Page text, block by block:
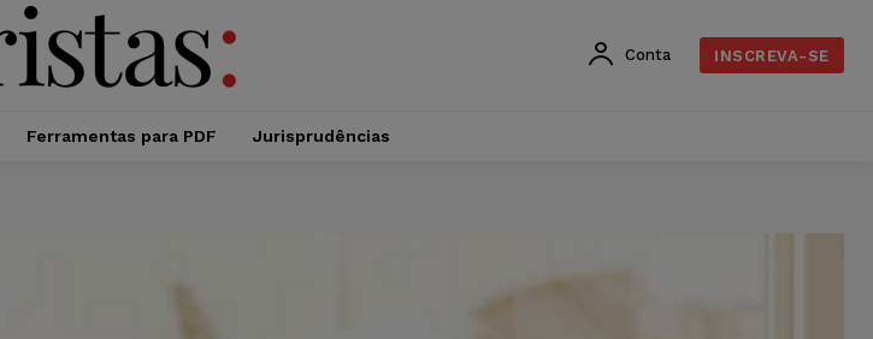
Conta INSCREVA-SE
Ferramentas para PDF Jurisprudências